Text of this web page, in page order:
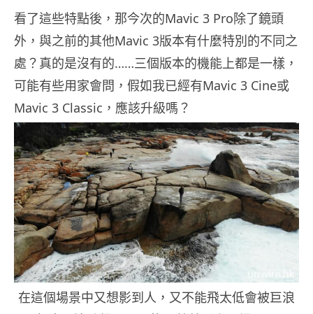
看了這些特點後，那今次的Mavic 3 Pro除了鏡頭
外，與之前的其他Mavic 3版本有什麼特別的不同之
處？真的是沒有的……三個版本的機能上都是一樣，
可能有些用家會問，假如我已經有Mavic 3 Cine或
Mavic 3 Classic，應該升級嗎？
在這個場景中又想影到人，又不能飛太低會被巨浪